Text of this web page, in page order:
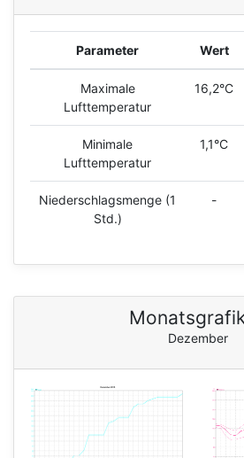
Parameter Wert
Maximale
Lufttemperatur
16,2°C
Minimale
Lufttemperatur
1,1°C
Niederschlagsmenge (1
Std.)
-
Dezember